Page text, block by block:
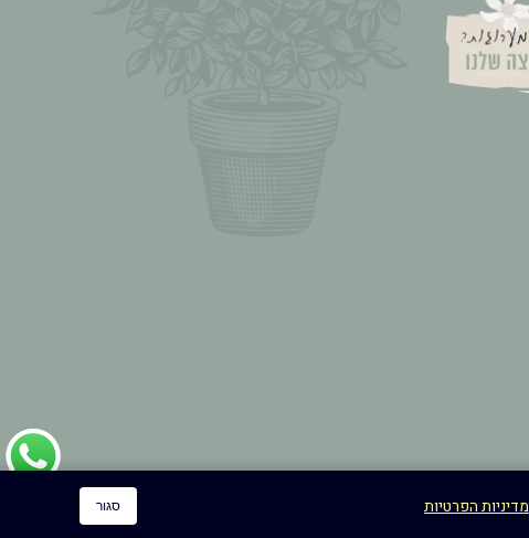
מדיניות הפרטיות סגור